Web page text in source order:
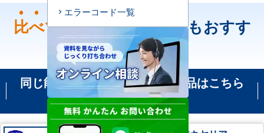
比べてください！どちらもおすす
め！
同じ能力の機種で比較される商品はこちら
です
エラーコード一覧